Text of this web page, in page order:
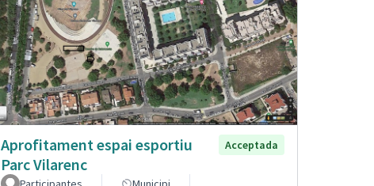
Aprofitament espai esportiu
Parc Vilarenc
Acceptada